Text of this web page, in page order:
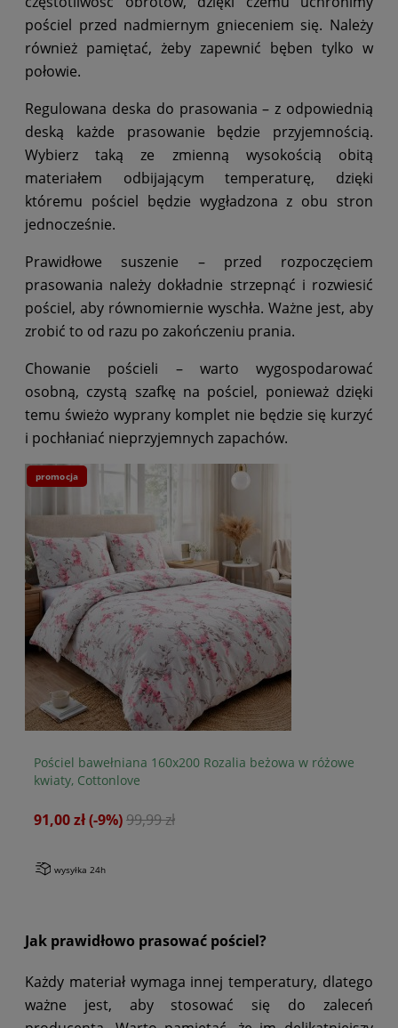
pościel przed nadmiernym gnieceniem się. Należy
również pamiętać, żeby zapewnić bęben tylko w
połowie.
Regulowana deska do prasowania – z odpowiednią
deską każde prasowanie będzie przyjemnością.
Wybierz taką ze zmienną wysokością obitą
materiałem odbijającym temperaturę, dzięki
któremu pościel będzie wygładzona z obu stron
jednocześnie.
Prawidłowe suszenie – przed rozpoczęciem
prasowania należy dokładnie strzepnąć i rozwiesić
pościel, aby równomiernie wyschła. Ważne jest, aby
zrobić to od razu po zakończeniu prania.
Chowanie pościeli – warto wygospodarować
osobną, czystą szafkę na pościel, ponieważ dzięki
temu świeżo wyprany komplet nie będzie się kurzyć
i pochłaniać nieprzyjemnych zapachów.
Pościel bawełniana 160x200 Rozalia beżowa w różowe
kwiaty, Cottonlove
91,00 zł(-9%)99,99 zł
promocja
wysyłka 24h
Jak prawidłowo prasować pościel?
Każdy materiał wymaga innej temperatury, dlatego
ważne jest, aby stosować się do zaleceń